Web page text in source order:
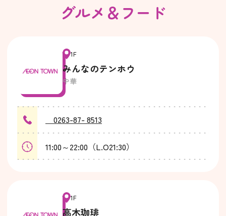
グルメ＆フード
1F
みんなのテンホウ
中華
0263-87- 8513
11:00～22:00（L.O21:30）
1F
高木珈琲